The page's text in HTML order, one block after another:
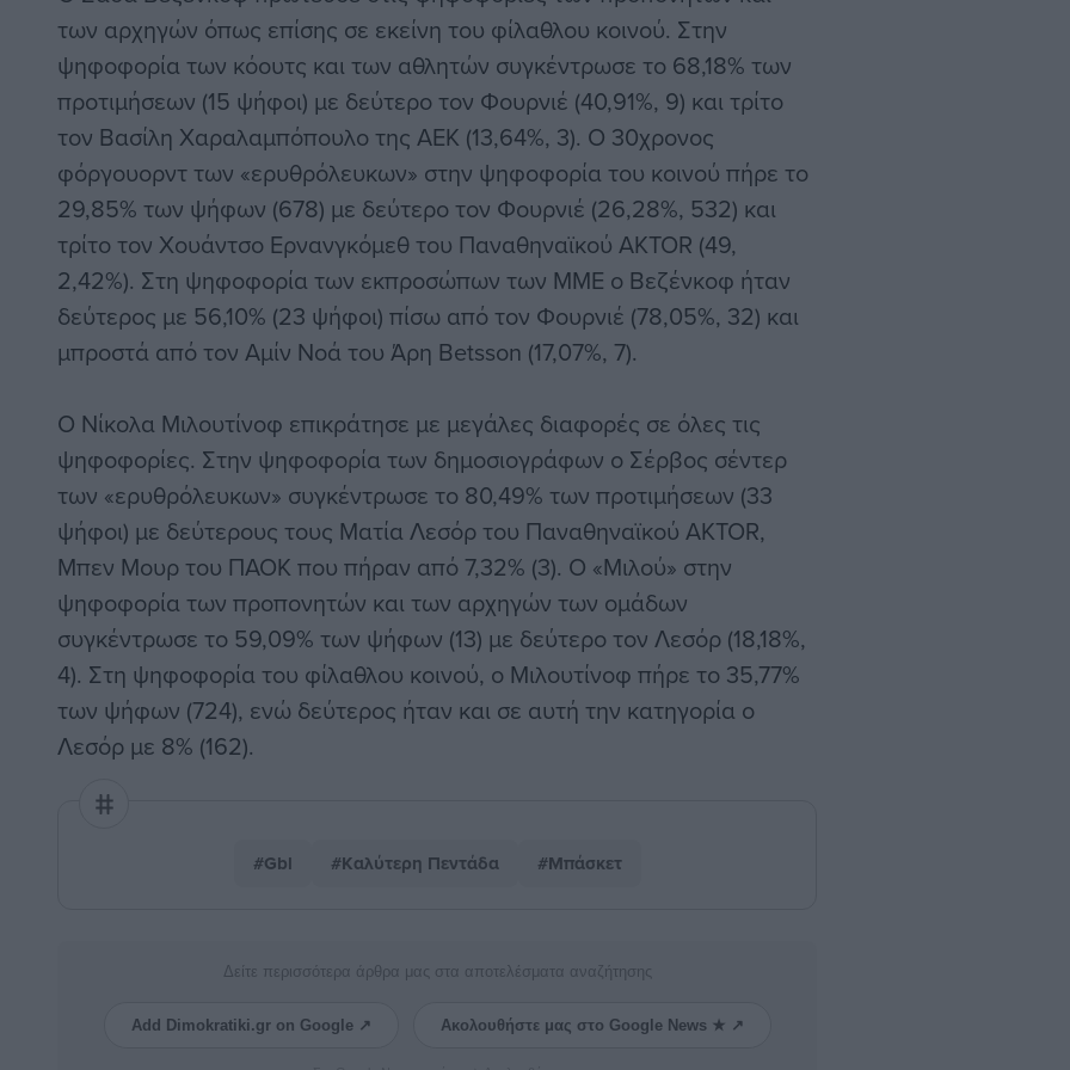
των αρχηγών όπως επίσης σε εκείνη του φίλαθλου κοινού. Στην
ψηφοφορία των κόουτς και των αθλητών συγκέντρωσε το 68,18% των
προτιμήσεων (15 ψήφοι) με δεύτερο τον Φουρνιέ (40,91%, 9) και τρίτο
τον Βασίλη Χαραλαμπόπουλο της ΑΕΚ (13,64%, 3). Ο 30χρονος
φόργουορντ των «ερυθρόλευκων» στην ψηφοφορία του κοινού πήρε το
29,85% των ψήφων (678) με δεύτερο τον Φουρνιέ (26,28%, 532) και
τρίτο τον Χουάντσο Ερνανγκόμεθ του Παναθηναϊκού AKTOR (49,
2,42%). Στη ψηφοφορία των εκπροσώπων των ΜΜΕ ο Βεζένκοφ ήταν
δεύτερος με 56,10% (23 ψήφοι) πίσω από τον Φουρνιέ (78,05%, 32) και
μπροστά από τον Αμίν Νοά του Άρη Betsson (17,07%, 7).
Ο Νίκολα Μιλουτίνοφ επικράτησε με μεγάλες διαφορές σε όλες τις
ψηφοφορίες. Στην ψηφοφορία των δημοσιογράφων ο Σέρβος σέντερ
των «ερυθρόλευκων» συγκέντρωσε το 80,49% των προτιμήσεων (33
ψήφοι) με δεύτερους τους Ματία Λεσόρ του Παναθηναϊκού AKTOR,
Μπεν Μουρ του ΠΑΟΚ που πήραν από 7,32% (3). Ο «Μιλού» στην
ψηφοφορία των προπονητών και των αρχηγών των ομάδων
συγκέντρωσε το 59,09% των ψήφων (13) με δεύτερο τον Λεσόρ (18,18%,
4). Στη ψηφοφορία του φίλαθλου κοινού, ο Μιλουτίνοφ πήρε το 35,77%
των ψήφων (724), ενώ δεύτερος ήταν και σε αυτή την κατηγορία ο
Λεσόρ με 8% (162).
#Gbl #Καλύτερη Πεντάδα #Μπάσκετ
Δείτε περισσότερα άρθρα μας στα αποτελέσματα αναζήτησης
Add Dimokratiki.gr on Google ↗ Ακολουθήστε μας στο Google News ★ ↗